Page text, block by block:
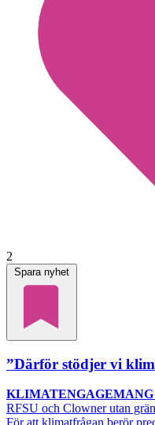
2
Spara nyhet
”Därför stödjer vi
KLIMATENGAGEMANG
RFSU och Clowner utan